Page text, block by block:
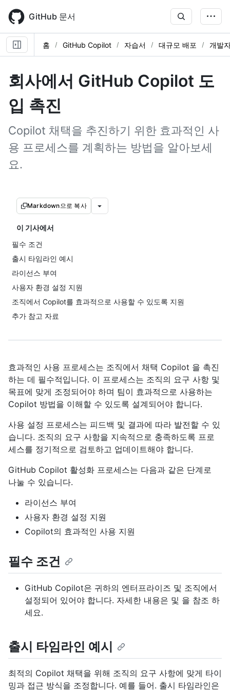
main
content
GitHub 문서
홈 GitHub Copilot 자습서 대규모 배포 개발
회사에서 GitHub Copilot 도
입 촉진
Copilot 채택을 추진하기 위한 효과적인 사
용 프로세스를 계획하는 방법을 알아보세
요.
Markdown으로 복사
이 기사에서
필수 조건
출시 타임라인 예시
라이선스 부여
사용자 환경 설정 지원
조직에서 Copilot를 효과적으로 사용할 수 있도록 지원
추가 참고 자료
효과적인 사용 프로세스는 조직에서 채택 Copilot 을 촉진
하는 데 필수적입니다. 이 프로세스는 조직의 요구 사항 및
목표에 맞게 조정되어야 하며 팀이 효과적으로 사용하는
Copilot 방법을 이해할 수 있도록 설계되어야 합니다.
사용 설정 프로세스는 피드백 및 결과에 따라 발전할 수 있
습니다. 조직의 요구 사항을 지속적으로 충족하도록 프로
세스를 정기적으로 검토하고 업데이트해야 합니다.
GitHub Copilot 활성화 프로세스는 다음과 같은 단계로
나눌 수 있습니다.
라이선스 부여
사용자 환경 설정 지원
Copilot의 효과적인 사용 지원
필수 조건
GitHub Copilot은 귀하의 엔터프라이즈 및 조직에서
설정되어 있어야 합니다. 자세한 내용은 및 을 참조 하
세요.
출시 타임라인 예시
최적의 Copilot 채택을 위해 조직의 요구 사항에 맞게 타이
밍과 접근 방식을 조정합니다. 예를 들어. 출시 타임라인은